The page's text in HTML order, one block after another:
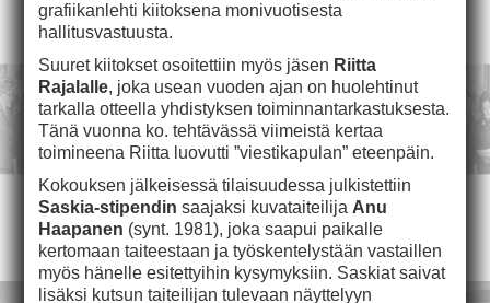
grafiikanlehti kiitoksena monivuotisesta
hallitusvastuusta.
Suuret kiitokset osoitettiin myös jäsen Riitta
Rajalalle, joka usean vuoden ajan on huolehtinut
tarkalla otteella yhdistyksen toiminnantarkastuksesta.
Tänä vuonna ko. tehtävässä viimeistä kertaa
toimineena Riitta luovutti ”viestikapulan” eteenpäin.
Kokouksen jälkeisessä tilaisuudessa julkistettiin
Saskia-stipendin saajaksi kuvataiteilija Anu
Haapanen (synt. 1981), joka saapui paikalle
kertomaan taiteestaan ja työskentelystään vastaillen
myös hänelle esitettyihin kysymyksiin. Saskiat saivat
lisäksi kutsun taiteilijan tulevaan näyttelyyn